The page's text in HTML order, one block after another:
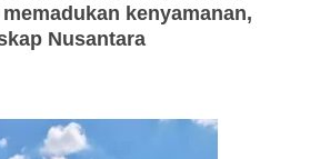
kenyamanan,
Nusantara